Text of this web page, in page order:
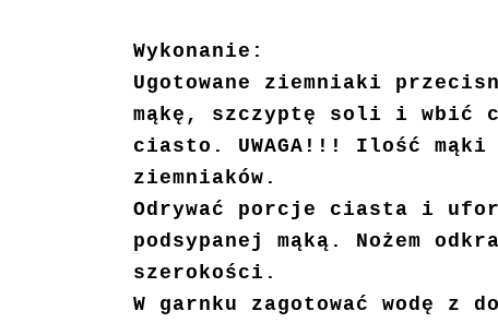
Wykonanie:
Ugotowane ziemniaki
mąkę, szczyptę soli i wbić
ciasto. UWAGA!!! Ilość
ziemniaków.
Odrywać porcje ciasta i
podsypanej mąką. Nożem
szerokości.
W garnku zagotować wodę z